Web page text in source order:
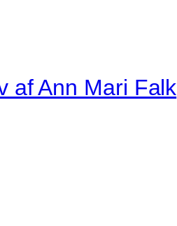
af Ann Mari Falk